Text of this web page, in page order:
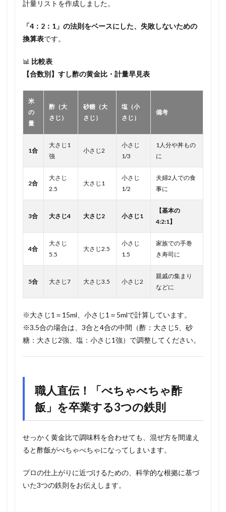
計量リストを作成しました。
「4：2：1」の法則をベースにした、失敗しないための
換算表です。
📊 比較表
【合数別】すし酢の黄金比・計量早見表
米
の
量
酢（大
さじ）
砂糖（大
さじ）
塩（小
さじ）
備考
1合
大さじ1
強
小さじ2
小さじ
1/3
1人分や丼もの
に
2合
大さじ
2.5
大さじ1
小さじ
1/2
夫婦2人での食
事に
3合 大さじ4 大さじ2 小さじ1
【基本の
4:2:1】
4合
大さじ
5.5
大さじ2.5
小さじ
1.5
家族での手巻
き寿司に
5合 大さじ7 大さじ3.5 小さじ2
親戚の集まり
などに
※大さじ1＝15ml、小さじ1＝5mlで計算しています。
※3.5合の場合は、3合と4合の中間（酢：大さじ5、砂
糖：大さじ2強、塩：小さじ1強）で調整してください。
職人直伝！「べちゃべちゃ酢
飯」を卒業する3つの鉄則
せっかく黄金比で調味料を合わせても、混ぜ方を間違え
ると酢飯がべちゃべちゃになってしまいます。
プロの仕上がりに近づけるための、科学的な根拠に基づ
いた3つの鉄則をお伝えします。